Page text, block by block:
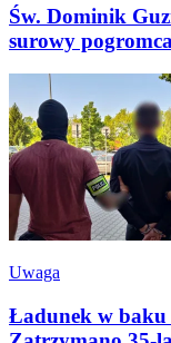
Św. Dominik
surowy
Uwaga
Ładunek w baku